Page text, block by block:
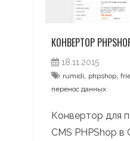
КОНВЕРТОР
18.11.2015
rumidi phpshop
перенос данных
Конвертор для
CMS PHPShop в